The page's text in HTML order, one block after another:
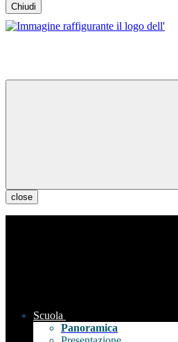
Chiudi
close
Scuola
Panoramica